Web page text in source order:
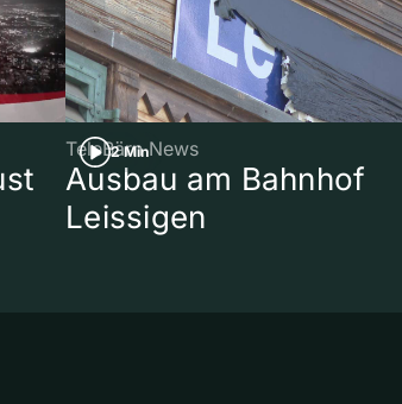
2 Min
TeleBärn News
Ausbau am Bahnhof
Leissigen